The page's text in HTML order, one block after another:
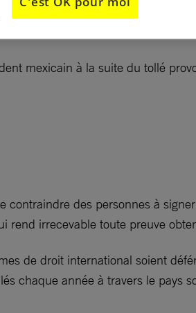
pour ses violations des
mexicain à la suite du tollé
contraindre des personnes à
rend irrecevable toute preuve
de droit international soient
chaque année à travers le pays